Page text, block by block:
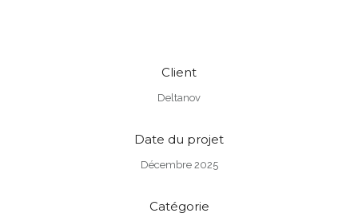
Client
Deltanov
Date du projet
Décembre 2025
Catégorie